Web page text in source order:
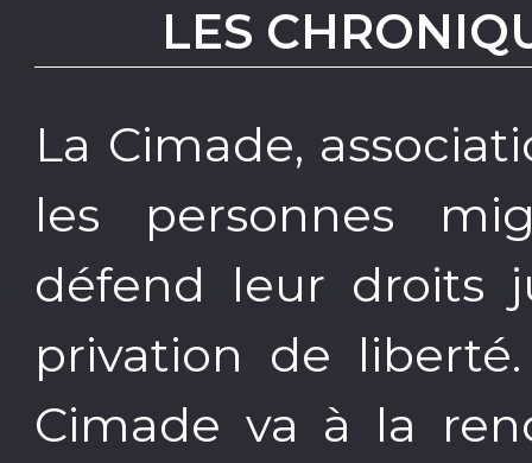
LES
La Cimade,
les personnes
défend leur droits
privation de liberté.
Cimade va à la